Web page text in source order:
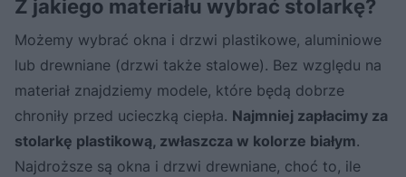
Z jakiego materiału wybrać stolarkę?
Możemy wybrać okna i drzwi plastikowe, aluminiowe
lub drewniane (drzwi także stalowe). Bez względu na
materiał znajdziemy modele, które będą dobrze
chroniły przed ucieczką ciepła. Najmniej zapłacimy za
stolarkę plastikową, zwłaszcza w kolorze białym.
Najdroższe są okna i drzwi drewniane, choć to, ile